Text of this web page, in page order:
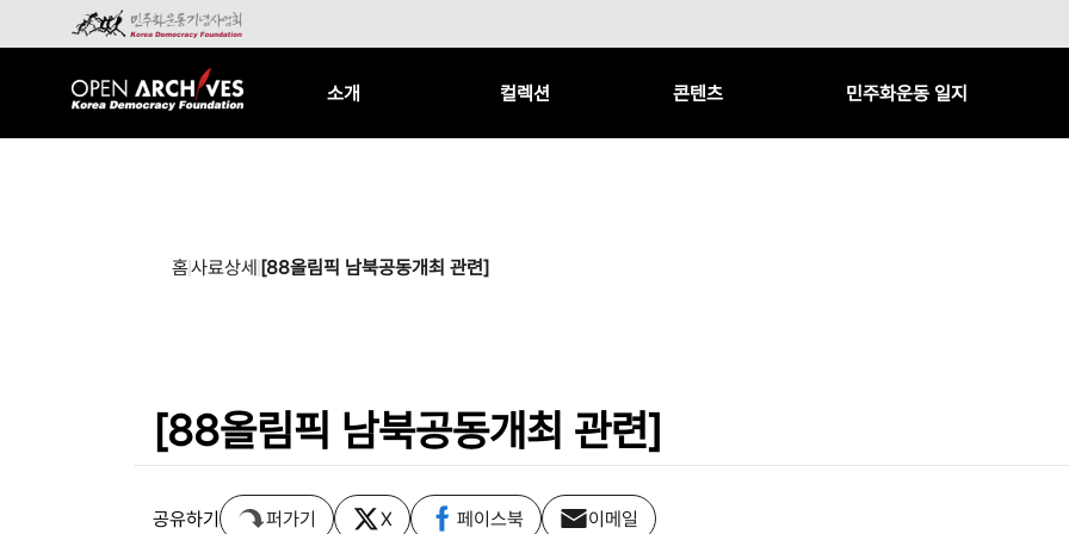
소개 컬렉션 콘텐츠 민주화운동 일지
홈사료상세 [88올림픽 남북공동개최 관련]
[88올림픽 남북공동개최 관련]
공유하기 퍼가기 X 페이스북 이메일